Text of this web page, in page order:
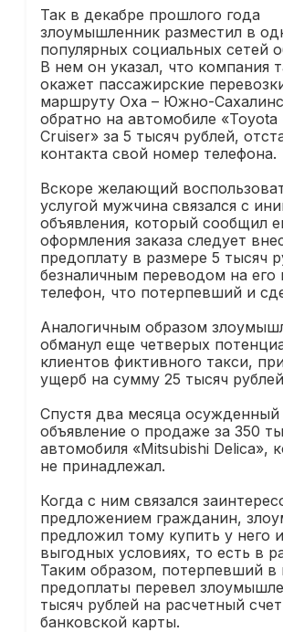
Так в декабре прошлого года
злоумышленник разместил в
популярных социальных сетей
В нем он указал, что компания
окажет пассажирские
маршруту Оха – Южно-
обратно на автомобиле «Toyota
Cruiser» за 5 тысяч рублей,
контакта свой номер телефона.
Вскоре желающий
услугой мужчина связался с
объявления, который сообщил
оформления заказа следует
предоплату в размере 5 тысяч
безналичным переводом на его
телефон, что потерпевший и
Аналогичным образом
обманул еще четверых
клиентов фиктивного такси,
ущерб на сумму 25 тысяч
Спустя два месяца осужденный
объявление о продаже за 350
автомобиля «Mitsubishi Delica»,
не принадлежал.
Когда с ним связался
предложением гражданин,
предложил тому купить у него
выгодных условиях, то есть в
Таким образом, потерпевший в
предоплаты перевел
тысяч рублей на расчетный счет
банковской карты.